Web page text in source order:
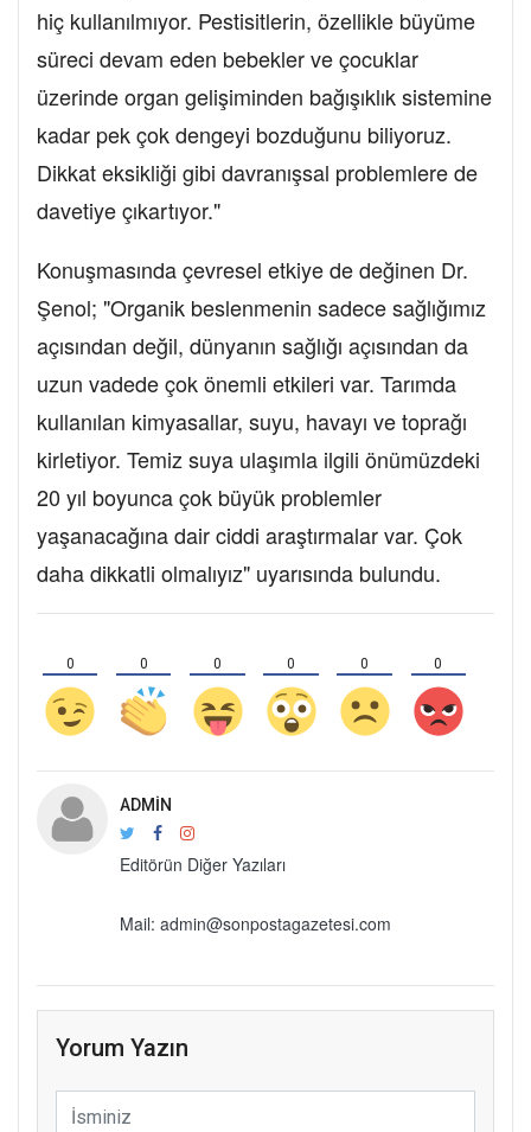
hiç kullanılmıyor. Pestisitlerin, özellikle büyüme
süreci devam eden bebekler ve çocuklar
üzerinde organ gelişiminden bağışıklık sistemine
kadar pek çok dengeyi bozduğunu biliyoruz.
Dikkat eksikliği gibi davranışsal problemlere de
davetiye çıkartıyor."
Konuşmasında çevresel etkiye de değinen Dr.
Şenol; "Organik beslenmenin sadece sağlığımız
açısından değil, dünyanın sağlığı açısından da
uzun vadede çok önemli etkileri var. Tarımda
kullanılan kimyasallar, suyu, havayı ve toprağı
kirletiyor. Temiz suya ulaşımla ilgili önümüzdeki
20 yıl boyunca çok büyük problemler
yaşanacağına dair ciddi araştırmalar var. Çok
daha dikkatli olmalıyız" uyarısında bulundu.
0 0 0 0 0 0
ADMIN
Editörün Diğer Yazıları
Mail: admin@sonpostagazetesi.com
Yorum Yazın